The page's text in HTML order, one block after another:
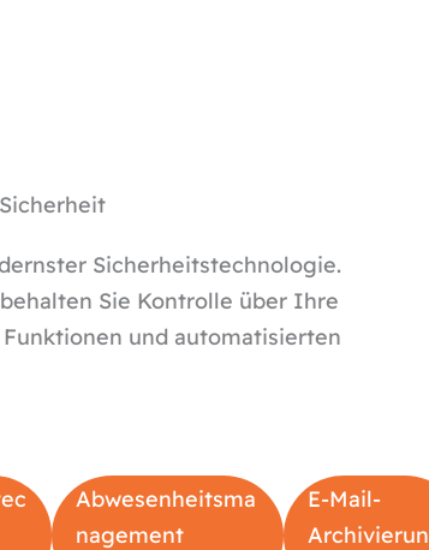
Sicherheitstechnologie.
Sie Kontrolle über Ihre
und automatisierten
Abwesenheitsma
nagement
E-Mail-
Archivierun